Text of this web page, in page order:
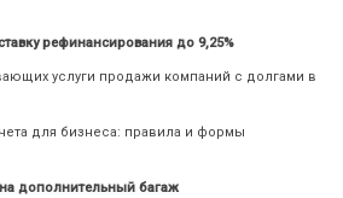
рефинансирования до 9,25%
услуги продажи компаний с долгами в
для бизнеса: правила и формы
дополнительный багаж